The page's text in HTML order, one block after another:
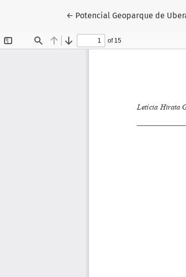
← Return to Article Details
Potencial Geoparque de